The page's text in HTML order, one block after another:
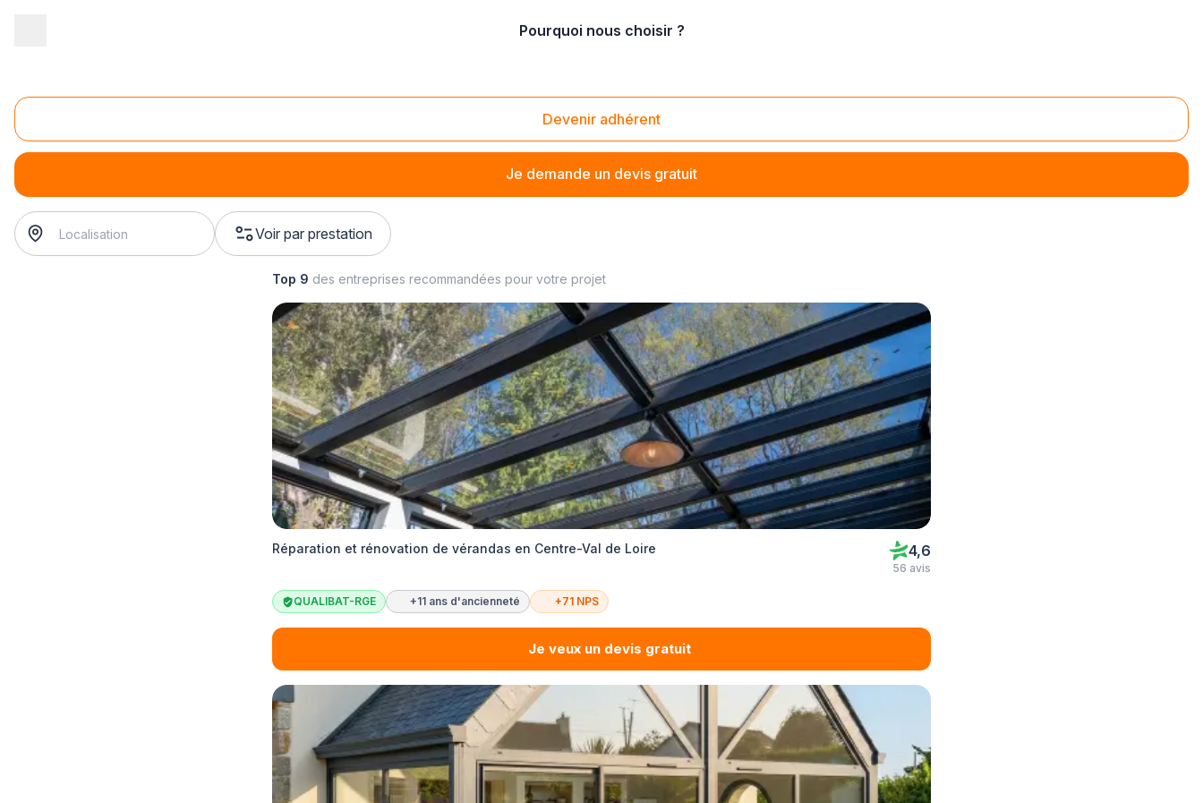
Pourquoi nous choisir ?
Devenir adhérent
Je demande un devis gratuit
Rénovation de véranda classique
rénovation de véranda classique
Voir par prestation
Top 9 des entreprises recommandées pour votre projet
Réparation et rénovation de vérandas en Centre-Val de Loire 4,6
56 avis
QUALIBAT-RGE +11 ans d'ancienneté +71 NPS
Je veux un devis gratuit